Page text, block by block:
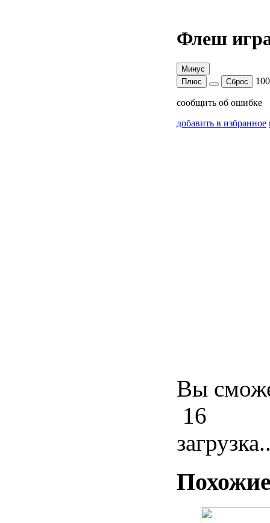
Флеш
Минус
Плюс
Сброс
сообщить об ошибке
добавить в избранное
Вы
16